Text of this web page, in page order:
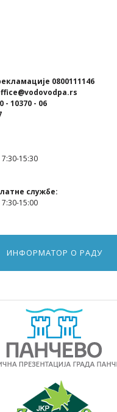
0800111146
- 10370 - 06
15:30
службе:
15:00
ИНФОРМАТОР О РАДУ